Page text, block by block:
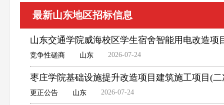
最新山东地区招标信息
山东交通学院威海校区学生宿舍智能用电改造项
竞争性磋商 山东 2026-07-24
枣庄学院基础设施提升改造项目建筑施工项目(
更正公告 山东 2026-07-24